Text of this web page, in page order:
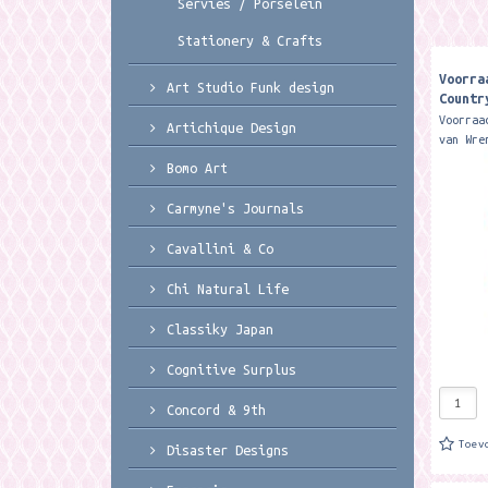
van
32 x
dried
Servies / Porselein
Stationery & Crafts
Art Studio Funk design
Artichique Design
Bomo Art
Carmyne's Journals
Cavallini & Co
Chi Natural Life
Classiky Japan
Cognitive Surplus
Concord & 9th
Disaster Designs